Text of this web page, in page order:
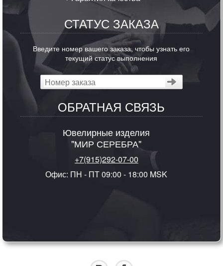
СТАТУС ЗАКАЗА
Введите номер вашего заказа, чтобы узнать его
текущий статус выполнения
ОБРАТНАЯ СВЯЗЬ
Ювелирные изделия
"МИР СЕРЕБРА"
+7(915)292-07-00
Офис: ПН - ПТ 09:00 - 18:00 MSK